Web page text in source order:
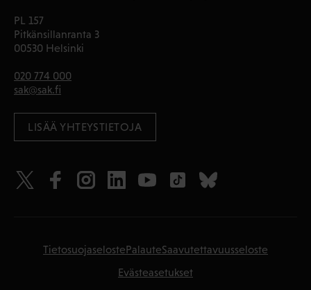
PL 157
Pitkänsillanranta 3
00530 Helsinki
020 774 000
sak@sak.fi
LISÄÄ YHTEYSTIETOJA
TietosuojaselostePalauteSaavutettavuusseloste
Evästeasetukset